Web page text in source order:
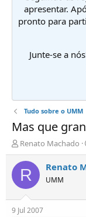
apresentar.
pronto para
Junte-se a
Tudo sobre o UMM
Mas que
I
n
i
i
Renato Machado
R Renato
UMM
9 Jul 2007